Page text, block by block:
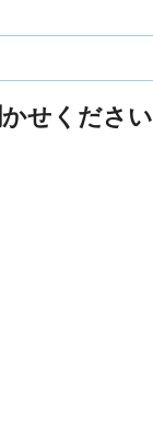
せください